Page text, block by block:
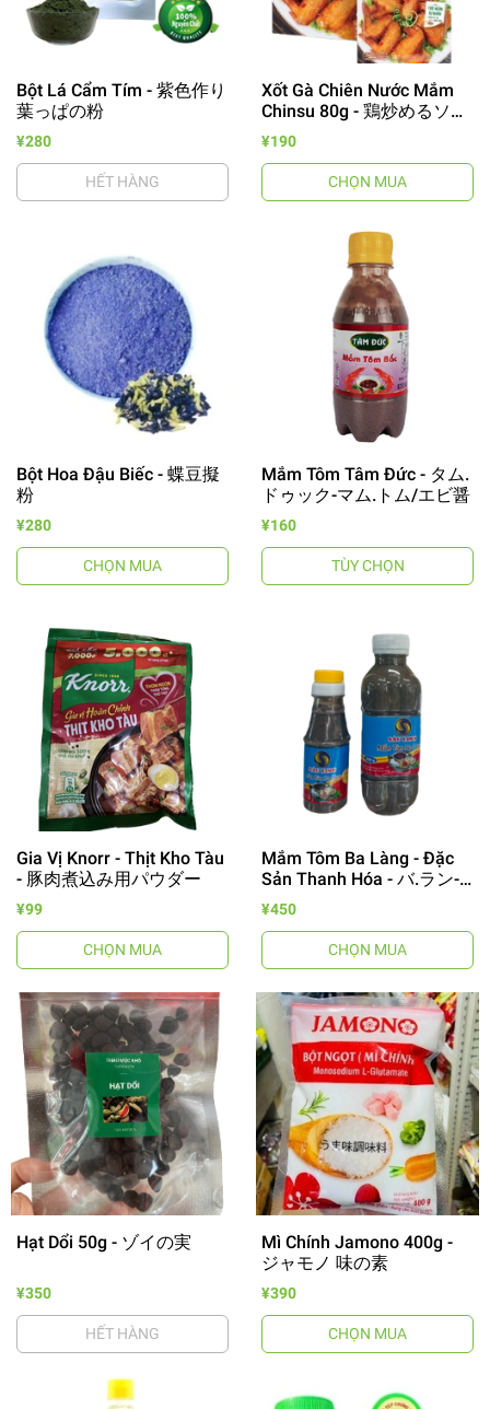
Bột Lá Cẩm Tím - 紫色作り
葉っぱの粉
¥280
HẾT HÀNG
Xốt Gà Chiên Nước Mắm
Chinsu 80g - 鶏炒めるソー
ス
¥190
CHỌN MUA
Bột Hoa Đậu Biếc - 蝶豆擬
粉
¥280
CHỌN MUA
Mắm Tôm Tâm Đức - タム.
ドゥック-マム.トム/エビ醤
¥160
TÙY CHỌN
Gia Vị Knorr - Thịt Kho Tàu
- 豚肉煮込み用パウダー
¥99
CHỌN MUA
Mắm Tôm Ba Làng - Đặc
Sản Thanh Hóa - バ.ラン-
マム.トム/エビ醬
¥450
CHỌN MUA
Hạt Dổi 50g - ゾイの実
¥350
HẾT HÀNG
Mì Chính Jamono 400g -
ジャモノ 味の素
¥390
CHỌN MUA